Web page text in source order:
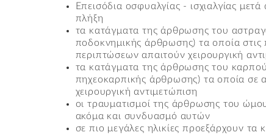
Επεισόδια οσφυαλγίας - ισχιαλγίας
πλήξη
τα κατάγματα της άρθρωσης του
ποδοκνημικής άρθρωσης) τα οποία στις
περιπτώσεων απαιτούν χειρουργική
τα κατάγματα της άρθρωσης του
πηχεοκαρπικής άρθρωσης) τα οποία σε
χειρουργική αντιμετώπιση
οι τραυματισμοί της άρθρωσης του
ακόμα και συνδυασμό αυτών
σε πιο μεγάλες ηλικίες προεξάρχουν τα